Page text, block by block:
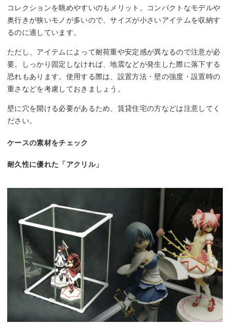
コレクションを眺めやすいのもメリット。コンパクトなモデルや
奥行きが狭いモノが多いので、サイズが小さいアイテムを収納す
るのに適しています。
ただし、アイテムによって耐荷重や安定感が異なるので注意が必
要。しっかり固定しなければ、地震などが発生した際に落下する
恐れもあります。使用する際は、設置方法・壁の強度・設置時の
重さなどを考慮しておきましょう。
壁に穴を開ける必要があるため、賃貸住宅の方などは注意してく
ださい。
ケースの素材をチェック
耐久性に優れた「アクリル」